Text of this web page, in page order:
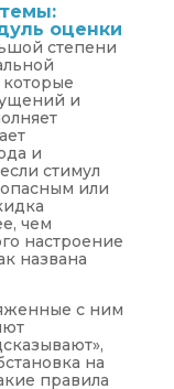
оценки
степени
и
и
стимул
или
чем
настроение
названа
с ним
на
правила